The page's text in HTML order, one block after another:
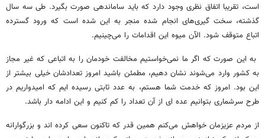
است، تقریبا اتفاق نظری وجود دارد که باید ساماندهی صورت بگیرد. طی سه سال
گذشته، سخت گیری‌های انجام شده منجر به این شده است که ورود گسترده
اتباع متوقف شود. الآن میوه این اقدامات را می‌چینیم.
به این صورت که اگر ما نمی‌خواستیم مخالفت خودمان را به اتباعی که غیر مجاز
به کشور وارد می‌شوند نشان دهیم، مطمئن باشید امروز تعدادشان خیلی بیشتر از
این بود. امروز که خدمت شما هستم، به عدد ثابتی رسیده ایم که امیدواریم در
طرح سرشماری بتوانیم عده ای از آن تعداد را کم کنیم و این ادامه دار باشد.
از مردم عزیزمان خواهش می‌کنم همین قدر که تاکنون سعی کرده اند و بزرگوارانه